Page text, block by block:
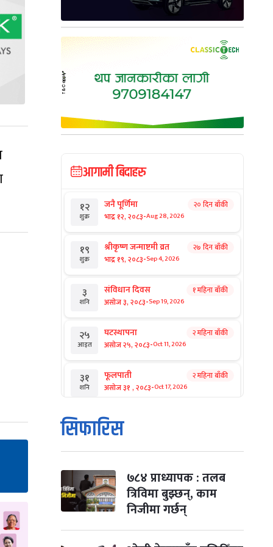
आगामी बिदाहरु
१२
शुक्र
जनै पूर्णिमा
भाद्र १२, २०८३-Aug 28, 2026
२० दिन बाँकी
१९
शुक्र
श्रीकृष्ण जन्माष्टमी व्रत
भाद्र १९, २०८३-Sep 4, 2026
२७ दिन बाँकी
३
शनि
संविधान दिवस
असोज ३, २०८३-Sep 19, 2026
१ महिना बाँकी
२५
आइत
घटस्थापना
असोज २५, २०८३-Oct 11, 2026
२ महिना बाँकी
३१
शनि
फूलपाती
असोज ३१ , २०८३-Oct 17, 2026
२ महिना बाँकी
१
आइत
कार्तिक सङ्क्रान्ति
कार्तिक १, २०८३
मंगल कार्तिक ३, २०८३ -Oct 20, 2026
४ विजयादशमी
कार्तिक ४, २०८३-Oct 21, 2026
सिफारिस
७८४ प्राध्यापक : तलब
त्रिविमा बुझ्छन्, काम
निजीमा गर्छन्